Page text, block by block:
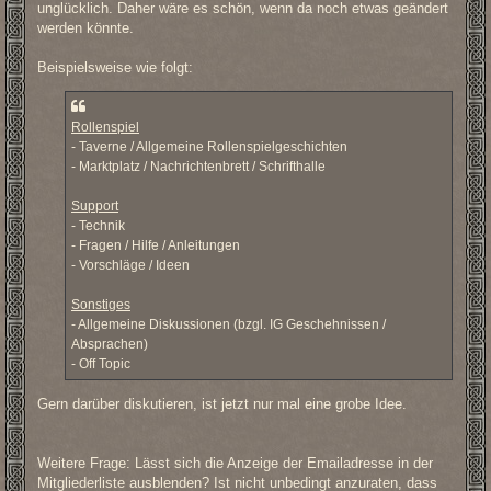
unglücklich. Daher wäre es schön, wenn da noch etwas geändert
werden könnte.
Beispielsweise wie folgt:
Rollenspiel
- Taverne / Allgemeine Rollenspielgeschichten
- Marktplatz / Nachrichtenbrett / Schrifthalle
Support
- Technik
- Fragen / Hilfe / Anleitungen
- Vorschläge / Ideen
Sonstiges
- Allgemeine Diskussionen (bzgl. IG Geschehnissen /
Absprachen)
- Off Topic
Gern darüber diskutieren, ist jetzt nur mal eine grobe Idee.
Weitere Frage: Lässt sich die Anzeige der Emailadresse in der
Mitgliederliste ausblenden? Ist nicht unbedingt anzuraten, dass